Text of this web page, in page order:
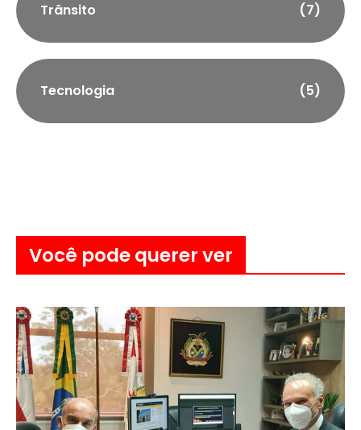
Trânsito (7)
Tecnologia (5)
Você pode querer ver